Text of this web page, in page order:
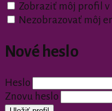
Zobraziť môj profil v
Nezobrazovať môj
Nové heslo
Heslo
Znovu heslo